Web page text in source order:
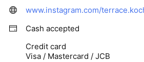
www.instagram.com/
Cash accepted
Credit card
Visa / Mastercard / JCB